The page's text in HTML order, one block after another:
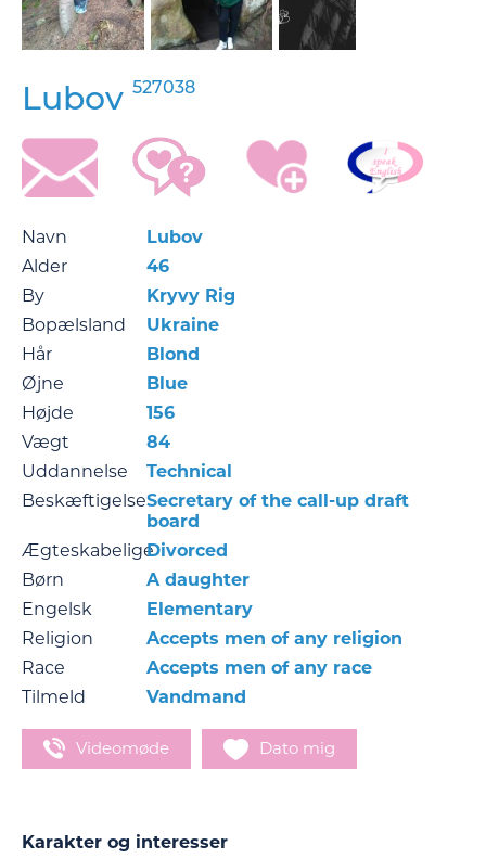
Lubov 527038
Navn
Lubov
Alder
46
By
Kryvy Rig
Bopælsland
Ukraine
Hår
Blond
Øjne
Blue
Højde
156
Vægt
84
Uddannelse
Technical
BeskæftigelseSecretary of the call-up draft
board
ÆgteskabeligeDivorced
Børn
A daughter
Engelsk
Elementary
Religion
Accepts men of any religion
Race
Accepts men of any race
Tilmeld
Vandmand
Videomøde Dato mig
Karakter og interesser